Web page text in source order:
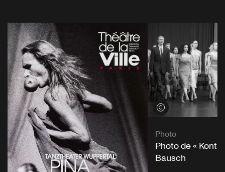
Voir les crédits
Photo
Photo de «
Bausch